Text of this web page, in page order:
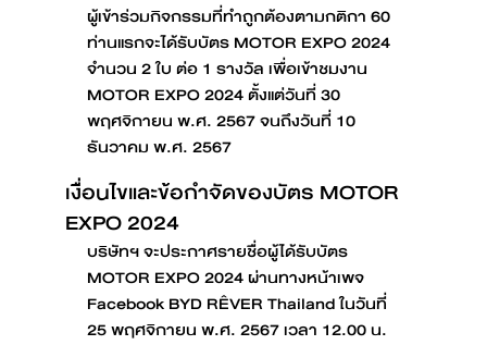
ผู้เข้าร่วมกิจกรรมที่ทำถูกต้องตามกติกา 60
ท่านแรกจะได้รับบัตร MOTOR EXPO 2024
จำนวน 2 ใบ ต่อ 1 รางวัล เพื่อเข้าชมงาน
MOTOR EXPO 2024 ตั้งแต่วันที่ 30
พฤศจิกายน พ.ศ. 2567 จนถึงวันที่ 10
ธันวาคม พ.ศ. 2567
เงื่อนไขและข้อกำจัดของบัตร MOTOR
EXPO 2024
บริษัทฯ จะประกาศรายชื่อผู้ได้รับบัตร
MOTOR EXPO 2024 ผ่านทางหน้าเพจ
Facebook BYD RÊVER Thailand ในวันที่
25 พฤศจิกายน พ.ศ. 2567 เวลา 12.00 น.